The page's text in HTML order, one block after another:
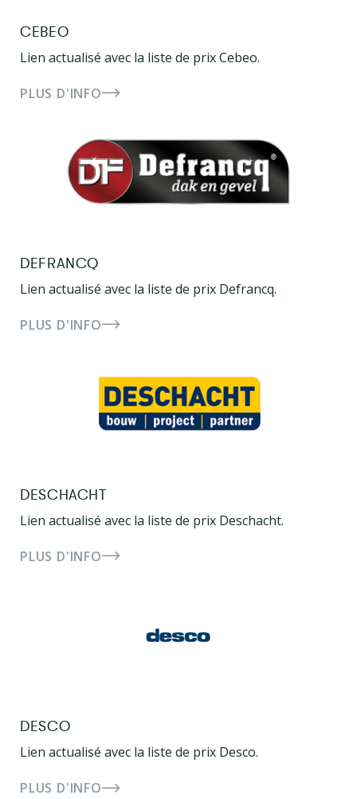
CEBEO
Lien actualisé avec la liste de prix Cebeo.
PLUS D'INFO
DEFRANCQ
Lien actualisé avec la liste de prix Defrancq.
PLUS D'INFO
DESCHACHT
Lien actualisé avec la liste de prix Deschacht.
PLUS D'INFO
DESCO
Lien actualisé avec la liste de prix Desco.
PLUS D'INFO